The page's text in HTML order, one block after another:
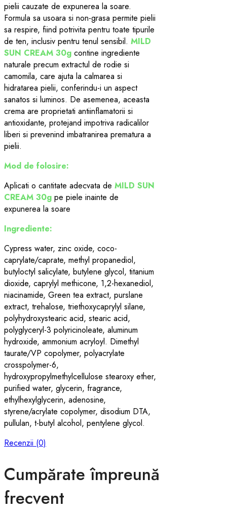
pielii cauzate de expunerea la soare.
Formula sa usoara si non-grasa permite pielii
sa respire, fiind potrivita pentru toate tipurile
de ten, inclusiv pentru tenul sensibil. MILD
SUN CREAM 30g contine ingrediente
naturale precum extractul de rodie si
camomila, care ajuta la calmarea si
hidratarea pielii, conferindu-i un aspect
sanatos si luminos. De asemenea, aceasta
crema are proprietati antiinflamatorii si
antioxidante, protejand impotriva radicalilor
liberi si prevenind imbatranirea prematura a
pielii.
Mod de folosire:
Aplicati o cantitate adecvata de MILD SUN
CREAM 30g pe piele inainte de
expunerea la soare
Ingrediente:
Cypress water, zinc oxide, coco-
caprylate/caprate, methyl propanediol,
butyloctyl salicylate, butylene glycol, titanium
dioxide, caprylyl methicone, 1,2-hexanediol,
niacinamide, Green tea extract, purslane
extract, trehalose, triethoxycaprylyl silane,
polyhydroxystearic acid, stearic acid,
polyglyceryl-3 polyricinoleate, aluminum
hydroxide, ammonium acryloyl. Dimethyl
taurate/VP copolymer, polyacrylate
crosspolymer-6,
hydroxypropylmethylcellulose stearoxy ether,
purified water, glycerin, fragrance,
ethylhexylglycerin, adenosine,
styrene/acrylate copolymer, disodium DTA,
pullulan, t-butyl alcohol, pentylene glycol.
Recenzii (0)
Cumpărate împreună
frecvent